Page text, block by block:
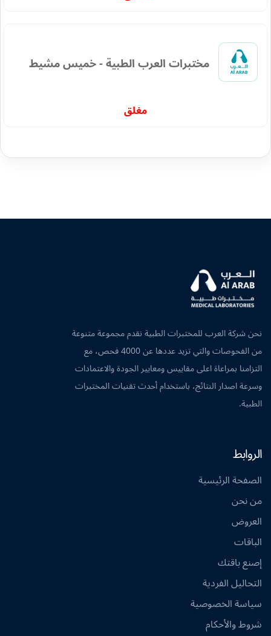
مختبرات العرب الطبية - خميس مشيط
مغلق
نحن شركة العرب للمختبرات الطبية نقدم مجموعة متنوعة
من الفحوصات والتي تزيد عددها عن 4000 فحص، مع
التزامنا بمراعاة اعلى مقاييس ومعايير الجودة والاعتمادات
وسرعة اصدار النتائج، باستخدام أحدث تقنيات المختبرات
الطبية.
الروابط
الصفحة الرئيسية
من نحن
العروض
الباقات
إصنع باقتك
التحاليل الفردية
سياسة الخصوصية
شروط والأحكام